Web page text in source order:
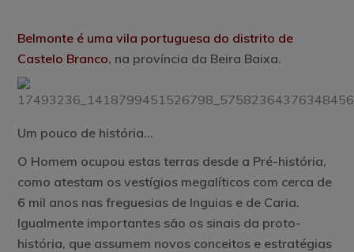
Belmonte é uma vila portuguesa do distrito de
Castelo Branco, na província da Beira Baixa.
Um pouco de história…
O Homem ocupou estas terras desde a Pré-história,
como atestam os vestígios megalíticos com cerca de
6 mil anos nas freguesias de Inguias e de Caria.
Igualmente importantes são os sinais da proto-
história, que assumem novos conceitos e estratégias